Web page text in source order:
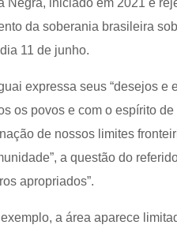
da soberania brasileira
11 de junho.
expressa seus “desejos e
os povos e com o espírito
de nossos limites
a questão do
apropriados”.
a área aparece